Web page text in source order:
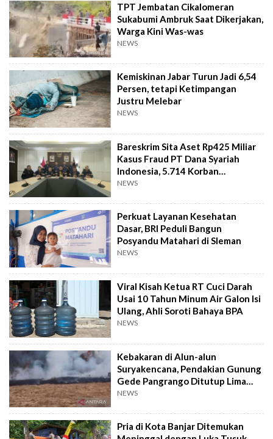
TPT Jembatan Cikalomeran
Sukabumi Ambruk Saat Dikerjakan,
Warga Kini Was-was
NEWS
Kemiskinan Jabar Turun Jadi 6,54
Persen, tetapi Ketimpangan
Justru Melebar
NEWS
Bareskrim Sita Aset Rp425 Miliar
Kasus Fraud PT Dana Syariah
Indonesia, 5.714 Korban
Terverifikasai
NEWS
Perkuat Layanan Kesehatan
Dasar, BRI Peduli Bangun
Posyandu Matahari di Sleman
NEWS
Viral Kisah Ketua RT Cuci Darah
Usai 10 Tahun Minum Air Galon Isi
Ulang, Ahli Soroti Bahaya BPA
NEWS
Kebakaran di Alun-alun
Suryakencana, Pendakian Gunung
Gede Pangrango Ditutup Lima
Hari
NEWS
Pria di Kota Banjar Ditemukan